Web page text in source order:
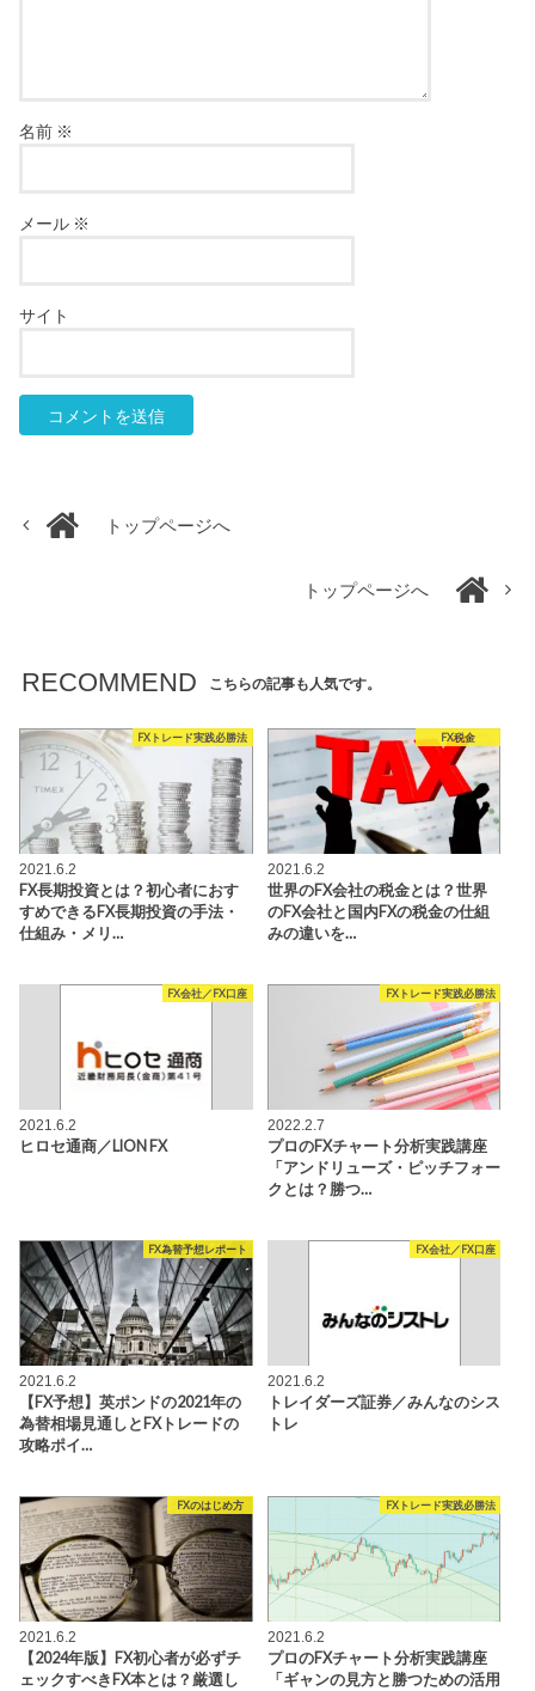
名前 ※
メール ※
サイト
トップページへ
トップページへ
RECOMMEND こちらの記事も人気です。
FXトレード実践必勝法
2021.6.2
FX長期投資とは？初心者におす
すめできるFX長期投資の手法・
仕組み・メリ…
FX税金
2021.6.2
世界のFX会社の税金とは？世界
のFX会社と国内FXの税金の仕組
みの違いを…
FX会社／FX口座
2021.6.2
ヒロセ通商／LION FX
FXトレード実践必勝法
2022.2.7
プロのFXチャート分析実践講座
「アンドリューズ・ピッチフォー
クとは？勝つ…
FX為替予想レポート
2021.6.2
【FX予想】英ポンドの2021年の
為替相場見通しとFXトレードの
攻略ポイ…
FX会社／FX口座
2021.6.2
トレイダーズ証券／みんなのシス
トレ
FXのはじめ方
2021.6.2
【2024年版】FX初心者が必ずチ
ェックすべきFX本とは？厳選し
FXトレード実践必勝法
2021.6.2
プロのFXチャート分析実践講座
「ギャンの見方と勝つための活用